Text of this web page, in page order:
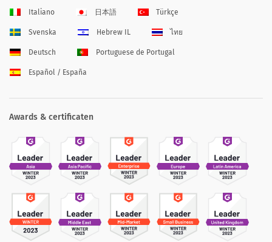
Italiano 日本語 Türkçe
Svenska Hebrew IL ไทย
Deutsch Portuguese de Portugal
Español / España
Awards & certificaten